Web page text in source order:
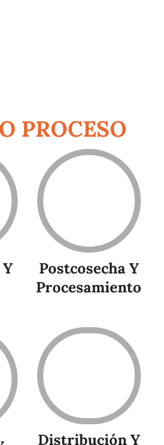
PROCESO
Postcosecha Y
Procesamiento
Distribución Y